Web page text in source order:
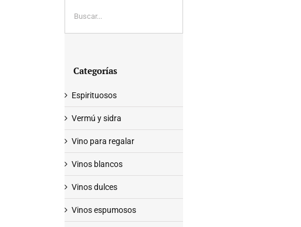
Categorías
Espirituosos
Vermú y sidra
Vino para regalar
Vinos blancos
Vinos dulces
Vinos espumosos